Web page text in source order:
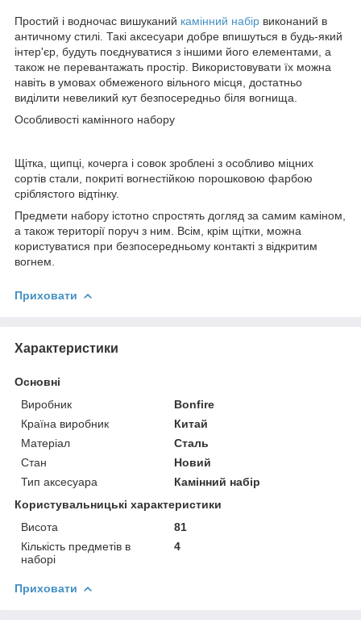
Простий і водночас вишуканий камінний набір виконаний в
античному стилі. Такі аксесуари добре впишуться в будь-який
інтер'єр, будуть поєднуватися з іншими його елементами, а
також не перевантажать простір. Використовувати їх можна
навіть в умовах обмеженого вільного місця, достатньо
виділити невеликий кут безпосередньо біля вогнища.
Особливості камінного набору
Щітка, щипці, кочерга і совок зроблені з особливо міцних
сортів стали, покриті вогнестійкою порошковою фарбою
сріблястого відтінку.
Предмети набору істотно спростять догляд за самим каміном,
а також території поруч з ним. Всім, крім щітки, можна
користуватися при безпосередньому контакті з відкритим
вогнем.
Приховати
Характеристики
Основні
Виробник
Bonfire
Країна виробник
Китай
Матеріал
Сталь
Стан
Новий
Тип аксесуара
Камінний набір
Користувальницькі характеристики
Висота
81
Кількість предметів в
наборі
4
Приховати